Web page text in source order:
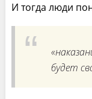
И тогда люди
будет